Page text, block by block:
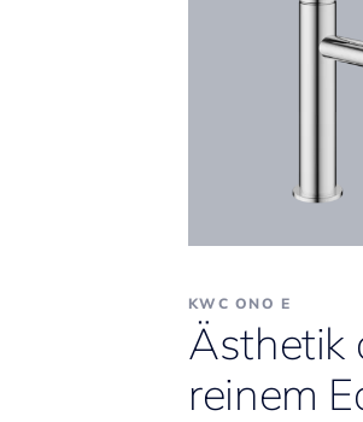
KWC ONO E
Ästhetik
reinem